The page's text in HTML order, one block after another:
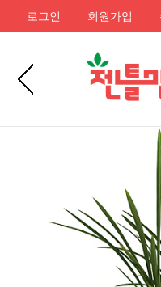
로그인 회원가입